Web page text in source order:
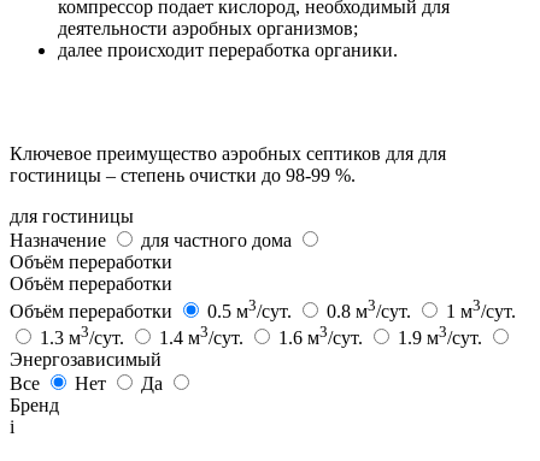
компрессор подает кислород, необходимый для
деятельности аэробных организмов;
далее происходит переработка органики.
Ключевое преимущество аэробных септиков для для
гостиницы – степень очистки до 98-99 %.
для гостиницы
Назначение
для частного дома
Объём переработки
Объём переработки
Объём переработки
0.5 м3/сут. 0.8 м3/сут. 1 м3/сут.
1.3 м3/сут. 1.4 м3/сут. 1.6 м3/сут. 1.9 м3/сут.
Энергозависимый
Все
Нет
Да
Бренд
i